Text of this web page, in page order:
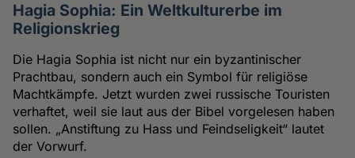
Hagia Sophia: Ein Weltkulturerbe im
Religionskrieg
Die Hagia Sophia ist nicht nur ein byzantinischer
Prachtbau, sondern auch ein Symbol für religiöse
Machtkämpfe. Jetzt wurden zwei russische Touristen
verhaftet, weil sie laut aus der Bibel vorgelesen haben
sollen. „Anstiftung zu Hass und Feindseligkeit“ lautet
der Vorwurf.